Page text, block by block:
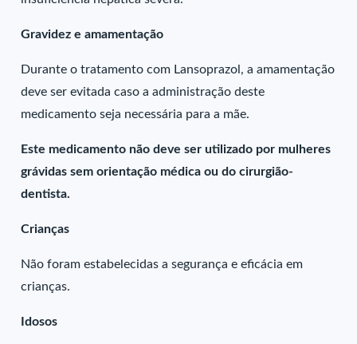
Gravidez e amamentação
Durante o tratamento com Lansoprazol, a amamentação
deve ser evitada caso a administração deste
medicamento seja necessária para a mãe.
Este medicamento não deve ser utilizado por mulheres
grávidas sem orientação médica ou do cirurgião-
dentista.
Crianças
Não foram estabelecidas a segurança e eficácia em
crianças.
Idosos